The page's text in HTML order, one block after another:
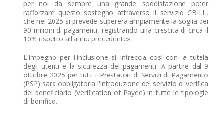
per noi da sempre una grande soddisfazione poter
rafforzare questo sostegno attraverso il servizio CBILL,
che nel 2025 si prevede supererà ampiamente la soglia dei
90 milioni di pagamenti, registrando una crescita di circa il
10% rispetto all'anno precedente».
L'impegno per l'inclusione si intreccia così con la tutela
degli utenti e la sicurezza dei pagamenti. A partire dal 9
ottobre 2025 per tutti i Prestatori di Servizi di Pagamento
(PSP) sarà obbligatoria l'introduzione del servizio di verifica
del beneficiario (Verification of Payee) in tutte le tipologie
di bonifico.